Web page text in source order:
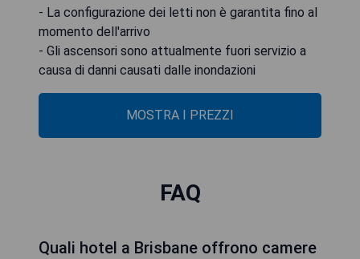
- La configurazione dei letti non è garantita fino al
momento dell'arrivo
- Gli ascensori sono attualmente fuori servizio a
causa di danni causati dalle inondazioni
MOSTRA I PREZZI
FAQ
Quali hotel a Brisbane offrono camere